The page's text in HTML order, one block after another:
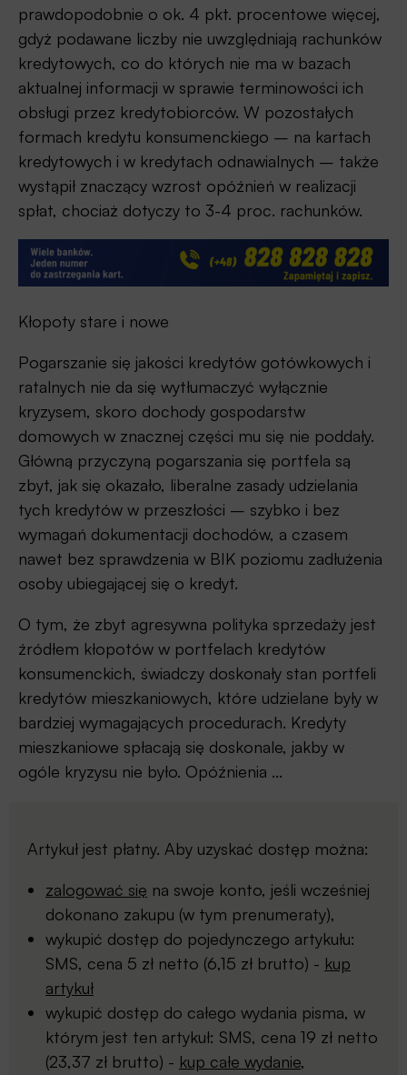
prawdopodobnie o ok. 4 pkt. procentowe więcej,
gdyż podawane liczby nie uwzględniają rachunków
kredytowych, co do których nie ma w bazach
aktualnej informacji w sprawie terminowości ich
obsługi przez kredytobiorców. W pozostałych
formach kredytu konsumenckiego – na kartach
kredytowych i w kredytach odnawialnych – także
wystąpił znaczący wzrost opóźnień w realizacji
spłat, chociaż dotyczy to 3-4 proc. rachunków.
Kłopoty stare i nowe
Pogarszanie się jakości kredytów gotówkowych i
ratalnych nie da się wytłumaczyć wyłącznie
kryzysem, skoro dochody gospodarstw
domowych w znacznej części mu się nie poddały.
Główną przyczyną pogarszania się portfela są
zbyt, jak się okazało, liberalne zasady udzielania
tych kredytów w przeszłości – szybko i bez
wymagań dokumentacji dochodów, a czasem
nawet bez sprawdzenia w BIK poziomu zadłużenia
osoby ubiegającej się o kredyt.
O tym, że zbyt agresywna polityka sprzedaży jest
źródłem kłopotów w portfelach kredytów
konsumenckich, świadczy doskonały stan portfeli
kredytów mieszkaniowych, które udzielane były w
bardziej wymagających procedurach. Kredyty
mieszkaniowe spłacają się doskonale, jakby w
ogóle kryzysu nie było. Opóźnienia ...
Artykuł jest płatny. Aby uzyskać dostęp można:
zalogować się na swoje konto, jeśli wcześniej
dokonano zakupu (w tym prenumeraty),
wykupić dostęp do pojedynczego artykułu:
SMS, cena 5 zł netto (6,15 zł brutto) - kup
artykuł
wykupić dostęp do całego wydania pisma, w
którym jest ten artykuł: SMS, cena 19 zł netto
(23,37 zł brutto) - kup całe wydanie,